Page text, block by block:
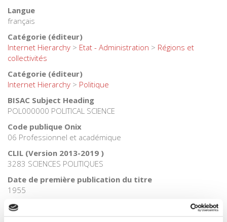
Langue
français
Catégorie (éditeur)
Internet Hierarchy > Etat - Administration > Régions et
collectivités
Catégorie (éditeur)
Internet Hierarchy > Politique
BISAC Subject Heading
POL000000 POLITICAL SCIENCE
Code publique Onix
06 Professionnel et académique
CLIL (Version 2013-2019 )
3283 SCIENCES POLITIQUES
Date de première publication du titre
1955
Code Identifiant de classement sujet
Classification thématique Thema: Politique et gouvernement